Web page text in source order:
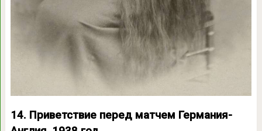
14. Приветствие перед матчем Германия-